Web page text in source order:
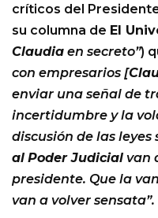
críticos del
su columna de El
Claudia en secreto”)
con empresarios [
enviar una señal de
incertidumbre y la
discusión de las
al Poder Judicial van
presidente. Que la
van a volver sensata”.